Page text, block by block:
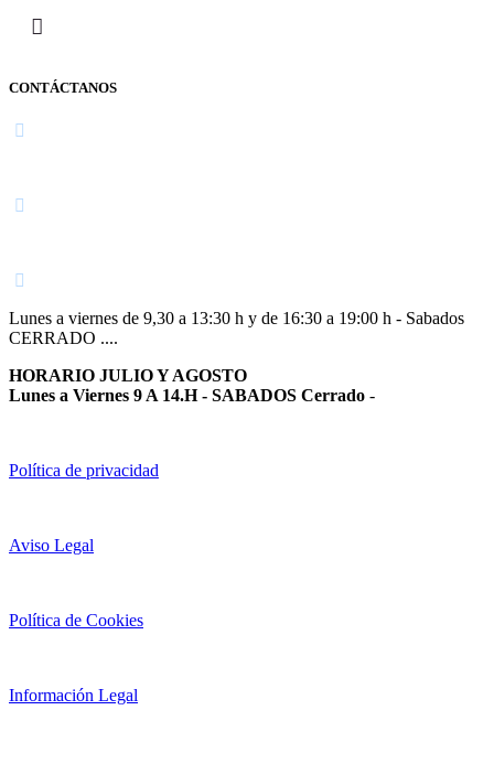
CONTÁCTANOS
Lunes a viernes de 9,30 a 13:30 h y de 16:30 a 19:00 h - Sabados
CERRADO ....
HORARIO JULIO Y AGOSTO
Lunes a Viernes 9 A 14.H - SABADOS Cerrado -
Política de privacidad
Aviso Legal
Política de Cookies
Información Legal